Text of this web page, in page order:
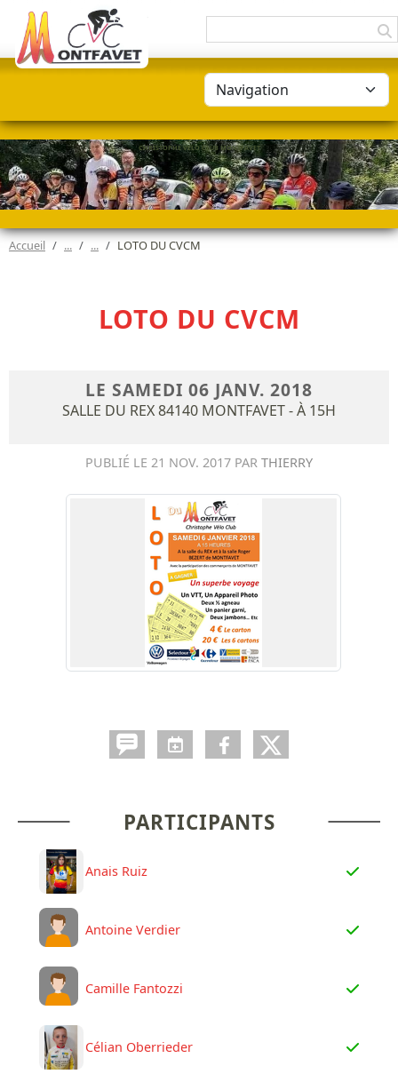
CHRISTOPHE VÉLO CLUB MONTFAVET
Accueil LOTO DU CVCM
LOTO DU CVCM
LE SAMEDI 06 JANV. 2018
SALLE DU REX84140 MONTFAVET- À 15H
PUBLIÉ LE 21 NOV. 2017 PAR THIERRY
PARTICIPANTS
Anais Ruiz
Antoine Verdier
Camille Fantozzi
Célian Oberrieder
Panneau de gestion des cookies